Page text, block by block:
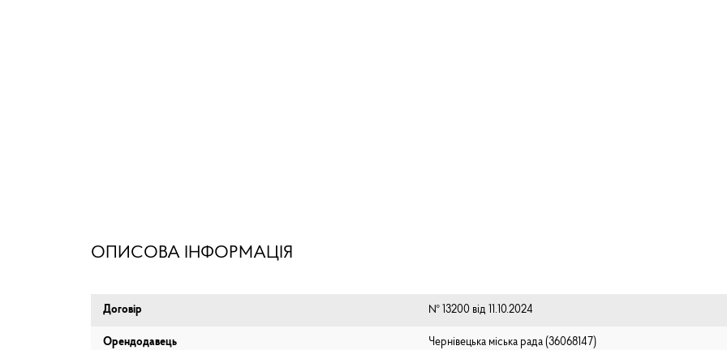
ОПИСОВА ІНФОРМАЦІЯ
Договір № 13200 від 11.10.2024
Орендодавець Чернівецька міська рада (⁨36068147⁩)